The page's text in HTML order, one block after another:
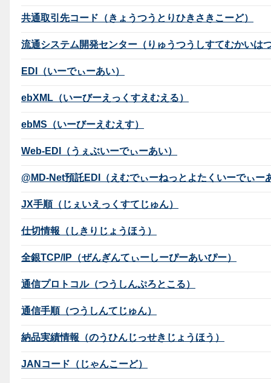
共通取引先コード（きょうつうとりひきさきこーど）
流通システム開発センター（りゅうつうしすてむかいは
EDI（いーでぃーあい）
ebXML（いーびーえっくすえむえる）
ebMS（いーびーえむえす）
Web-EDI（うぇぶいーでぃーあい）
@MD-Net預託EDI（えむでぃーねっとよたくいーでぃー
JX手順（じぇいえっくすてじゅん）
仕切情報（しきりじょうほう）
全銀TCP/IP（ぜんぎんてぃーしーぴーあいぴー）
通信プロトコル（つうしんぷろとこる）
通信手順（つうしんてじゅん）
納品実績情報（のうひんじっせきじょうほう）
JANコード（じゃんこーど）